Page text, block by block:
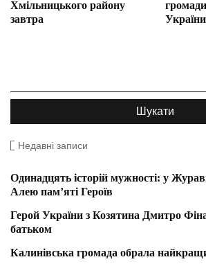
Хмільницького району
завтра
Недавні записи
Одинадцять історій мужності: у
Алею пам’яті Героїв
Герой України з Козятина Дмитро
батьком
Калинівська громада обрала